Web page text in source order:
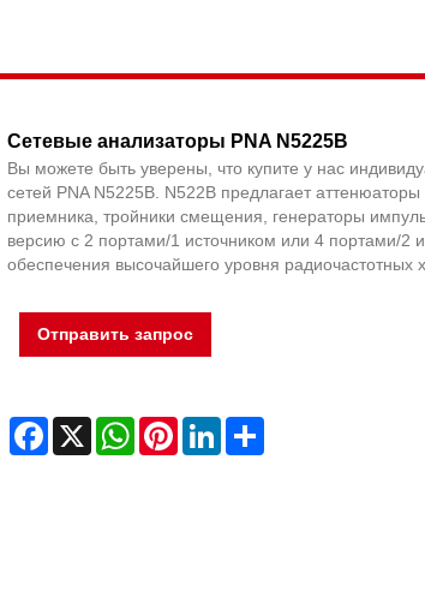
Сетевые анализаторы PNA N5225B
Вы можете быть уверены, что купите у нас
сетей PNA N5225B. N522B предлагает аттенюаторы
приемника, тройники смещения, генераторы
версию с 2 портами/1 источником или 4 портами/2
обеспечения высочайшего уровня радиочастотных
Отправить запрос
Facebook
X WhatsAppPinterestLinkedInShare